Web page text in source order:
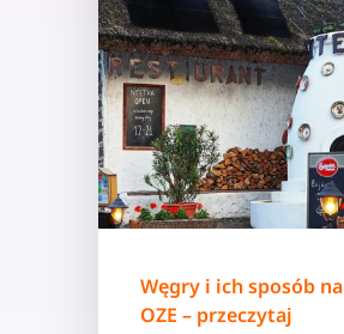
Węgry i ich sposób na
OZE – przeczytaj